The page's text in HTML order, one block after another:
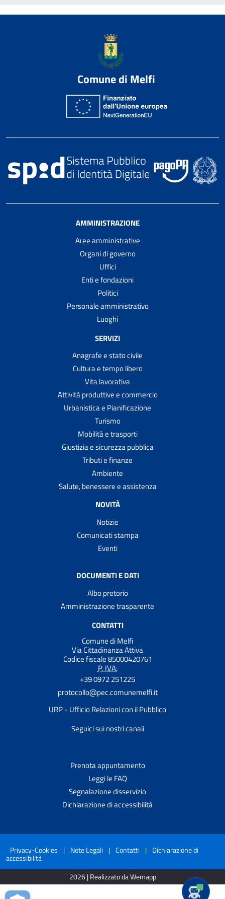
Comune di Melfi
AMMINISTRAZIONE
Aree amministrative
Organi di governo
Uffici
Enti e fondazioni
Politici
Personale amministrativo
Luoghi
SERVIZI
Anagrafe e stato civile
Cultura e tempo libero
Vita lavorativa
Attività produttive e commercio
Urbanistica e Pianificazione
Turismo
Mobilità e trasporti
Giustizia e sicurezza pubblica
Tributi e finanze
Ambiente
Salute, benessere e assistenza
NOVITÀ
Notizie
Comunicati stampa
Eventi
DOCUMENTI E DATI
Albo pretorio
Amministrazione trasparente
CONTATTI
Comune di Melfi
Via Cittadinanza Attiva
Codice fiscale 85000420761
P. IVA:
+39 0972 251225
protocollo@pec.comunemelfi.it
URP - Ufficio Relazioni con il Pubblico
Seguici sui nostri canali
Prenota appuntamento
Leggi le FAQ
Segnalazione disservizio
Dichiarazione di accessibilità
Privacy-Cookies | Note Legali | Contatti | Dichiarazione di
accessibilità
2026 | Realizzato da Wemapp